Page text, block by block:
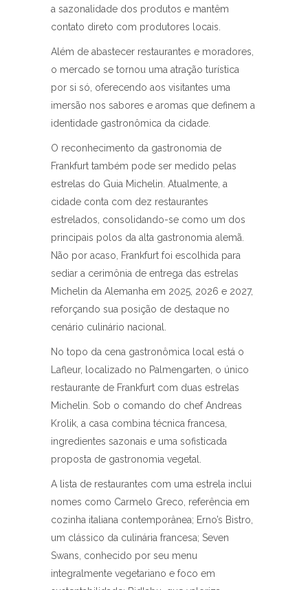
a sazonalidade dos produtos e mantêm
contato direto com produtores locais.
Além de abastecer restaurantes e moradores,
o mercado se tornou uma atração turística
por si só, oferecendo aos visitantes uma
imersão nos sabores e aromas que definem a
identidade gastronômica da cidade.
O reconhecimento da gastronomia de
Frankfurt também pode ser medido pelas
estrelas do Guia Michelin. Atualmente, a
cidade conta com dez restaurantes
estrelados, consolidando-se como um dos
principais polos da alta gastronomia alemã.
Não por acaso, Frankfurt foi escolhida para
sediar a cerimônia de entrega das estrelas
Michelin da Alemanha em 2025, 2026 e 2027,
reforçando sua posição de destaque no
cenário culinário nacional.
No topo da cena gastronômica local está o
Lafleur, localizado no Palmengarten, o único
restaurante de Frankfurt com duas estrelas
Michelin. Sob o comando do chef Andreas
Krolik, a casa combina técnica francesa,
ingredientes sazonais e uma sofisticada
proposta de gastronomia vegetal.
A lista de restaurantes com uma estrela inclui
nomes como Carmelo Greco, referência em
cozinha italiana contemporânea; Erno’s Bistro,
um clássico da culinária francesa; Seven
Swans, conhecido por seu menu
integralmente vegetariano e foco em